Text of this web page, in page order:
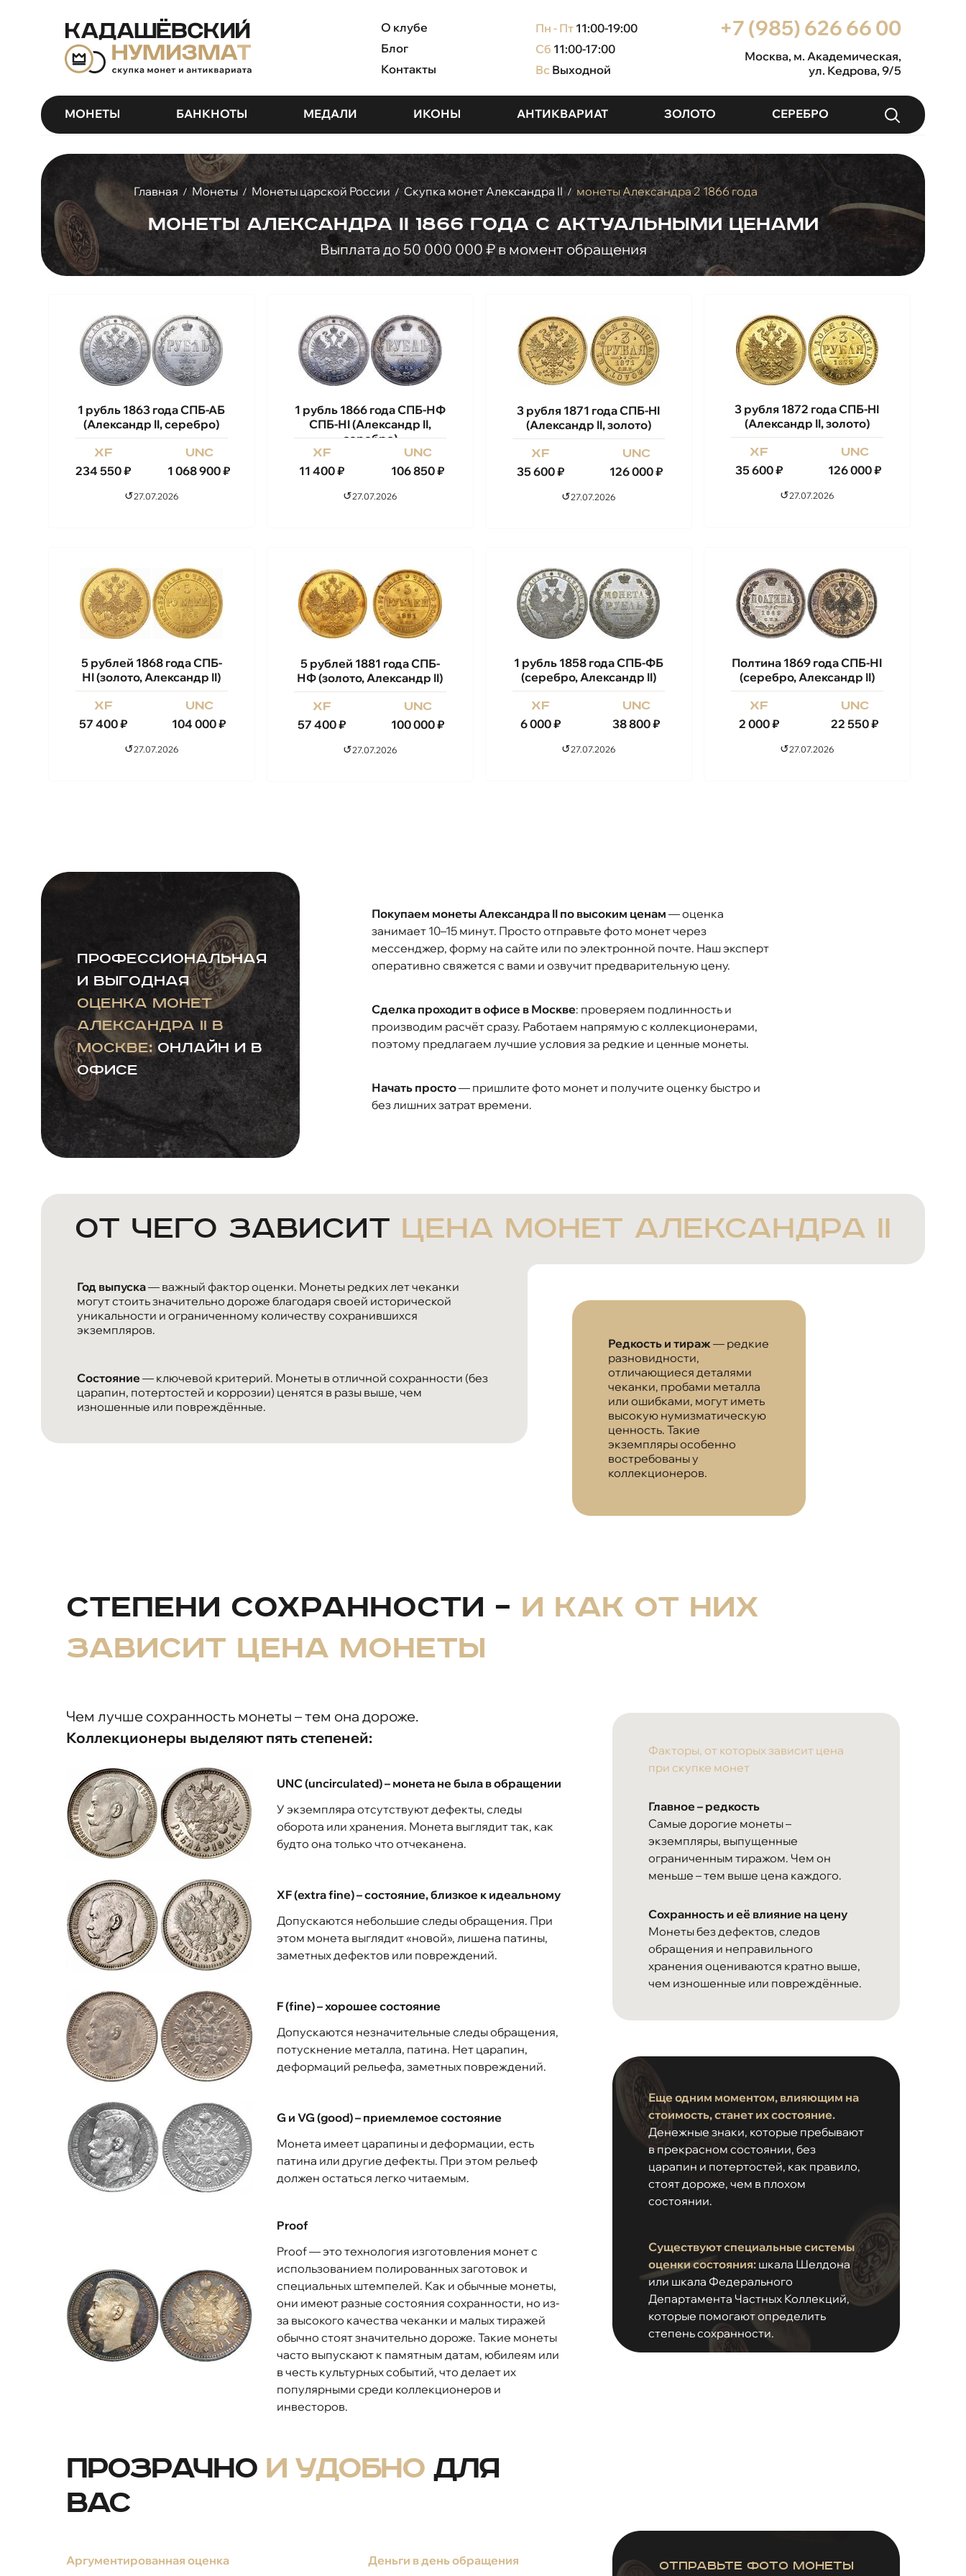
О клубе
Блог
Контакты
Пн - Пт 11:00-19:00
Сб 11:00-17:00
Вс Выходной
+7 (985) 626 66 00
Москва, м. Академическая,
ул. Кедрова, 9/5
МОНЕТЫ БАНКНОТЫ МЕДАЛИ ИКОНЫ АНТИКВАРИАТ ЗОЛОТО СЕРЕБРО
Главная / Монеты / Монеты царской России / Скупка монет Александра II / монеты Александра 2 1866 года
Монеты Александра II 1866 года с актуальными ценами
Выплата до 50 000 000 ₽ в момент обращения
1 рубль 1863 года СПБ-АБ
(Александр II, серебро)
xf
234 550₽
unc
1 068 900₽
↺27.07.2026
1 рубль 1866 года СПБ-НФ
СПБ-НI (Александр II,
серебро)
xf
11 400₽
unc
106 850₽
↺27.07.2026
3 рубля 1871 года СПБ-HI
(Александр II, золото)
xf
35 600₽
unc
126 000₽
↺27.07.2026
3 рубля 1872 года СПБ-HI
(Александр II, золото)
xf
35 600₽
unc
126 000₽
↺27.07.2026
5 рублей 1868 года СПБ-
НI (золото, Александр II)
xf
57 400₽
unc
104 000₽
↺27.07.2026
5 рублей 1881 года СПБ-
НФ (золото, Александр II)
xf
57 400₽
unc
100 000₽
↺27.07.2026
1 рубль 1858 года СПБ-ФБ
(серебро, Александр II)
xf
6 000₽
unc
38 800₽
↺27.07.2026
Полтина 1869 года СПБ-НI
(серебро, Александр II)
xf
2 000₽
unc
22 550₽
↺27.07.2026
Профессиональная
и выгодная
оценка монет
Александра II в
Москве:онлайн и в
офисе
Покупаем монеты Александра II по высоким ценам — оценка
занимает 10–15 минут. Просто отправьте фото монет через
мессенджер, форму на сайте или по электронной почте. Наш эксперт
оперативно свяжется с вами и озвучит предварительную цену.
Сделка проходит в офисе в Москве: проверяем подлинность и
производим расчёт сразу. Работаем напрямую с коллекционерами,
поэтому предлагаем лучшие условия за редкие и ценные монеты.
Начать просто— пришлите фото монет и получите оценку быстро и
без лишних затрат времени.
От чего зависит цена монет Александра II
Год выпуска— важный фактор оценки. Монеты редких лет чеканки
могут стоить значительно дороже благодаря своей исторической
уникальности и ограниченному количеству сохранившихся
экземпляров.
Состояние — ключевой критерий. Монеты в отличной сохранности (без
царапин, потертостей и коррозии) ценятся в разы выше, чем
изношенные или повреждённые.
Редкость и тираж — редкие
разновидности,
отличающиеся деталями
чеканки, пробами металла
или ошибками, могут иметь
высокую нумизматическую
ценность. Такие
экземпляры особенно
востребованы у
коллекционеров.
Степени сохранности – и как от них
зависит цена монеты
Чем лучше сохранность монеты – тем она дороже.
Коллекционеры выделяют пять степеней:
UNC (uncirculated) – монета не была в обращении
У экземпляра отсутствуют дефекты, следы
оборота или хранения. Монета выглядит так, как
будто она только что отчеканена.
XF (extra fine) – состояние, близкое к идеальному
Допускаются небольшие следы обращения. При
этом монета выглядит «новой», лишена патины,
заметных дефектов или повреждений.
F (fine) – хорошее состояние
Допускаются незначительные следы обращения,
потускнение металла, патина. Нет царапин,
деформаций рельефа, заметных повреждений.
G и VG (good) – приемлемое состояние
Монета имеет царапины и деформации, есть
патина или другие дефекты. При этом рельеф
должен остаться легко читаемым.
Proof
Proof — это технология изготовления монет с
использованием полированных заготовок и
специальных штемпелей. Как и обычные монеты,
они имеют разные состояния сохранности, но из-
за высокого качества чеканки и малых тиражей
обычно стоят значительно дороже. Такие монеты
часто выпускают к памятным датам, юбилеям или
в честь культурных событий, что делает их
популярными среди коллекционеров и
инвесторов.
Факторы, от которых зависит цена
при скупке монет
Главное – редкость
Самые дорогие монеты –
экземпляры, выпущенные
ограниченным тиражом. Чем он
меньше – тем выше цена каждого.
Сохранность и её влияние на цену
Монеты без дефектов, следов
обращения и неправильного
хранения оцениваются кратно выше,
чем изношенные или повреждённые.
Еще одним моментом, влияющим на
стоимость, станет их состояние.
Денежные знаки, которые пребывают
в прекрасном состоянии, без
царапин и потертостей, как правило,
стоят дороже, чем в плохом
состоянии.
Существуют специальные системы
оценки состояния: шкала Шелдона
или шкала Федерального
Департамента Частных Коллекций,
которые помогают определить
степень сохранности.
Прозрачно и удобнодля
вас
Аргументированная оценка Деньги в день обращения
Отправьте фото монеты